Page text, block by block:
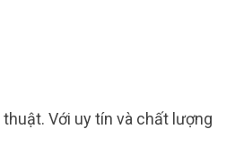
Với uy tín và chất lượng